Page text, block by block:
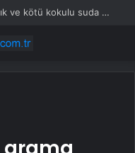
Yağış sonrası deniz uyarısı! Bulanık ve kötü kokulu suda yüzmeyin